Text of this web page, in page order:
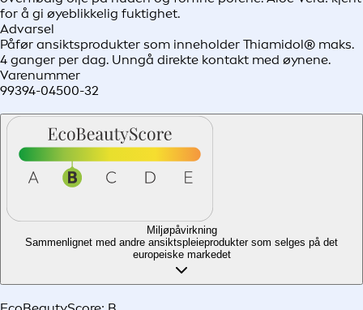
for å gi øyeblikkelig fuktighet.
Advarsel
Påfør ansiktsprodukter som inneholder Thiamidol® maks.
4 ganger per dag. Unngå direkte kontakt med øynene.
Varenummer
99394-04500-32
Miljøpåvirkning
Sammenlignet med andre ansiktspleieprodukter som selges på det
europeiske markedet